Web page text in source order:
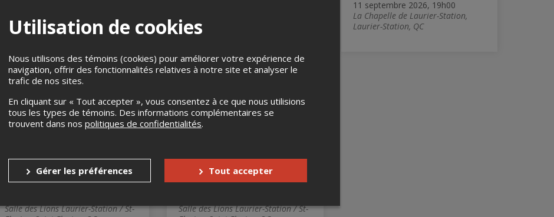
La Chapelle de Laurier-Station,
Laurier-Station, QC
Laurier-Station, QC
11 septembre 2026, 19h00
La Chapelle de Laurier-Station,
Laurier-Station, QC
Levée de fonds Soirée
seulement
Salle des Lions Laurier-Station / St-
ANNULÉ
Levée de fonds Soirée
seulement
Salle des Lions Laurier-Station / St-
ANNULÉ
Utilisation de cookies
Nous utilisons des témoins (cookies) pour améliorer votre expérience de
navigation, offrir des fonctionnalités relatives à notre site et analyser le
trafic de nos sites.
En cliquant sur « Tout accepter », vous consentez à ce que nous utilisions
tous les types de témoins. Des informations complémentaires se
trouvent dans nos politiques de confidentialités.
Gérer les préférences Tout accepter